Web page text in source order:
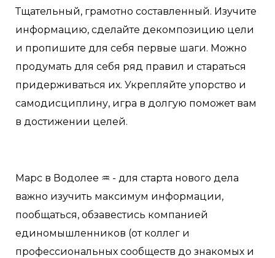
Тщательный, грамотно составленный. Изучите
информацию, сделайте декомпозицию цели
и пропишите для себя первые шаги. Можно
продумать для себя ряд правил и стараться
придерживаться их. Укрепляйте упорство и
самодисциплину, игра в долгую поможет вам
в достижении целей.
Марс в Водолее ♒️ - для старта нового дела
важно изучить максимум информации,
пообщаться, обзавестись компанией
единомышленников (от коллег и
профессиональных сообществ до знакомых и